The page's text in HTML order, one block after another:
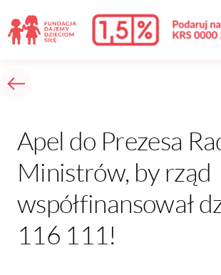
Apel do Prezesa
Ministrów, by rząd
współfinansował
116 111!